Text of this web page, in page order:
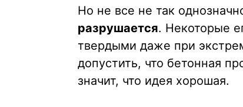
Но не все не так
разрушается. Некоторые
твердыми даже при
допустить, что бетонная
значит, что идея хорошая.